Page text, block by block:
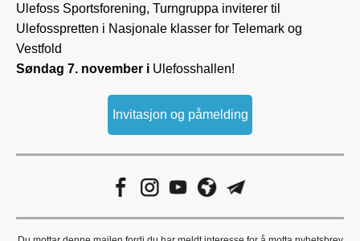
Ulefoss Sportsforening, Turngruppa inviterer til
Ulefosspretten i Nasjonale klasser for Telemark og
Vestfold
Søndag 7. november i Ulefosshallen!
Invitasjon og påmelding